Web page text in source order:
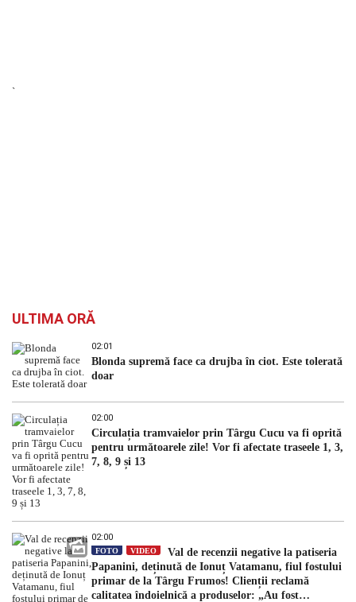
`
ULTIMA ORĂ
02:01
Blonda supremă face ca drujba în ciot. Este tolerată
doar
02:00
Circulația tramvaielor prin Târgu Cucu va fi oprită
pentru următoarele zile! Vor fi afectate traseele 1, 3,
7, 8, 9 și 13
02:00
FOTO VIDEO
Val de recenzii negative la patiseria
Papanini, deținută de Ionuț Vatamanu, fiul fostului
primar de la Târgu Frumos! Clienții reclamă
calitatea îndoielnică a produselor: „Au fost